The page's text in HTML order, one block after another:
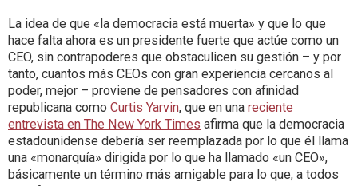
La idea de que «la democracia está muerta» y que lo que
hace falta ahora es un presidente fuerte que actúe como un
CEO, sin contrapoderes que obstaculicen su gestión – y por
tanto, cuantos más CEOs con gran experiencia cercanos al
poder, mejor – proviene de pensadores con afinidad
republicana como Curtis Yarvin, que en una reciente
entrevista en The New York Times afirma que la democracia
estadounidense debería ser reemplazada por lo que él llama
una «monarquía» dirigida por lo que ha llamado «un CEO»,
básicamente un término más amigable para lo que, a todos